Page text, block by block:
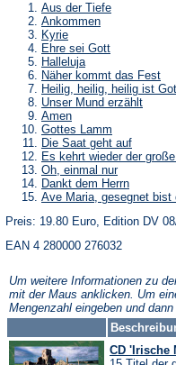
Aus der Tiefe
Ankommen
Kyrie
Ehre sei Gott
Halleluja
Näher kommt das Fest
Heilig, heilig, heilig ist
Unser Mund erzählt
Amen
Gottes Lamm
Die Saat geht auf
Es kehrt wieder der
Oh, einmal nur
Dankt dem Herrn
Ave Maria, gesegnet bist
Preis: 19.80 Euro, Edition DV
EAN 4 280000 276032
Um weitere Informationen zu
mit der Maus anklicken. Um
Mengenzahl eingeben und
CD 'Irische